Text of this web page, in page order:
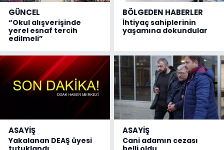
GÜNCEL
“Okul alışverişinde
yerel esnaf tercih
edilmeli”
BÖLGEDEN HABERLER
İhtiyaç sahiplerinin
yaşamına dokundular
ASAYİŞ
Yakalanan DEAŞ üyesi
ASAYİŞ
Cani adamın cezası